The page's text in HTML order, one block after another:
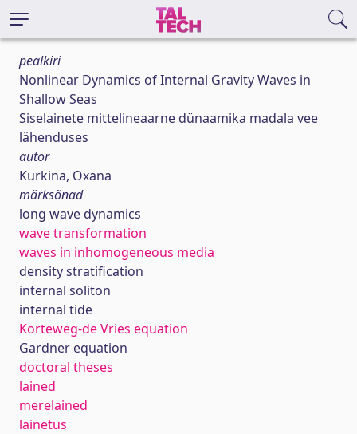
pealkiri
Nonlinear Dynamics of Internal Gravity Waves in
Shallow Seas
Siselainete mittelineaarne dünaamika madala vee
lähenduses
autor
Kurkina, Oxana
märksõnad
long wave dynamics
wave transformation
waves in inhomogeneous media
density stratification
internal soliton
internal tide
Korteweg-de Vries equation
Gardner equation
doctoral theses
lained
merelained
lainetus